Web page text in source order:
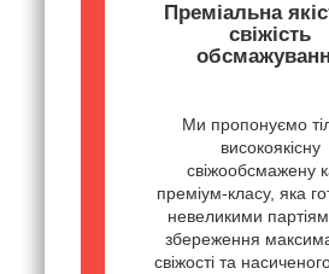
Преміальна
свіжість
Ми пропонуємо
високоякісну
свіжообсмажену
преміум-класу, яка
невеликими
збереження
свіжості та